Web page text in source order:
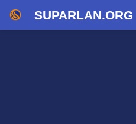
SUPARLAN.ORG